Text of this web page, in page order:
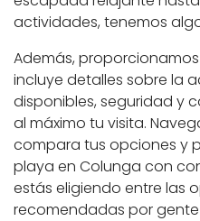
actividades, tenemos
Además,
incluye detalles sobre la
disponibles, seguridad y
al máximo tu visita.
compara tus opciones y
playa en Colunga con
estás eligiendo entre las
recomendadas por